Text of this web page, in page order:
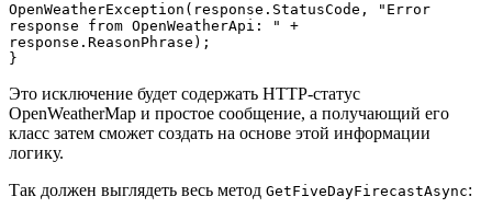
OpenWeatherException(response.StatusCode, "Error
response from OpenWeatherApi: " +
response.ReasonPhrase);
}
Это исключение будет содержать HTTP-статус
OpenWeatherMap и простое сообщение, а получающий его
класс затем сможет создать на основе этой информации
логику.
Так должен выглядеть весь метод GetFiveDayFirecastAsync: